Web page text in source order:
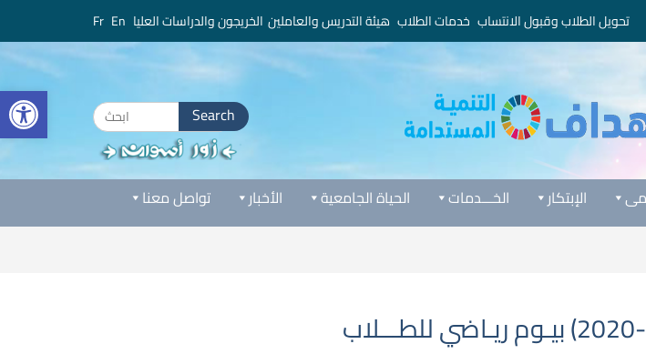
تحويل الطلاب وقبول الانتساب خدمات الطلاب هيئة التدريس والعاملين الخريجون والدراسات العليا
Search
for:
تواصل معنا الأخبار الحياة الجامعية الخـــدمات الإبتكار